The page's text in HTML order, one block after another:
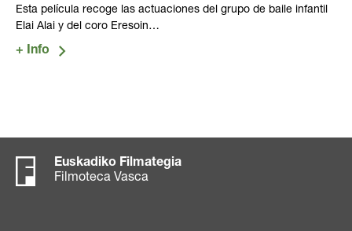
Esta película recoge las actuaciones del grupo de baile infantil
Elai Alai y del coro Eresoin…
Euskadiko Filmategia
Filmoteca Vasca